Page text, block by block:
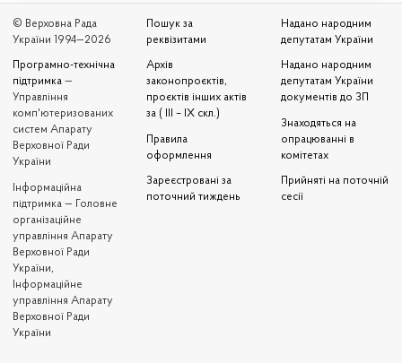
© Верховна Рада
України 1994—2026
Програмно-технічна
підтримка —
Управління
комп'ютеризованих
систем Апарату
Верховної Ради
України
Iнформаційна
підтримка — Головне
організаційне
управління Апарату
Верховної Ради
України,
Інформаційне
управління Апарату
Верховної Ради
України
Пошук за
реквізитами
Архів
законопроєктів,
проєктів інших актів
за ( III – IX скл.)
Правила
оформлення
Зареєстровані за
поточний тиждень
Надано народним
депутатам України
Надано народним
депутатам України
документів до ЗП
Знаходяться на
опрацюванні в
комітетах
Прийняті на поточній
сесії